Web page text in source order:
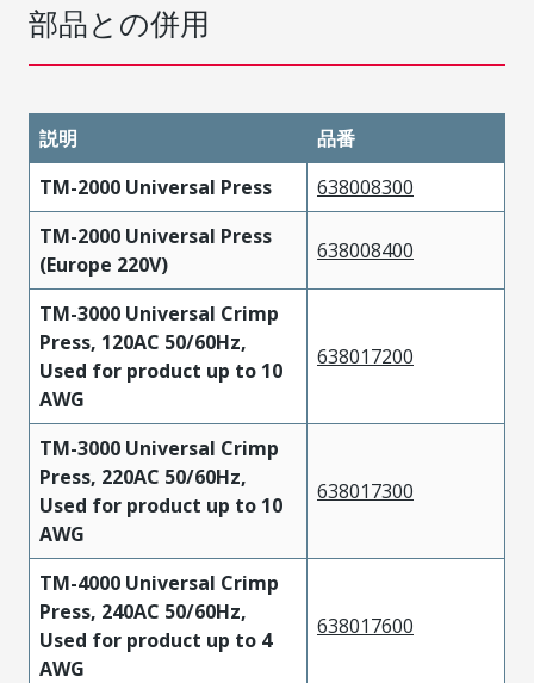
部品との併用
説明
品番
TM-2000 Universal Press
638008300
TM-2000 Universal Press
(Europe 220V)
638008400
TM-3000 Universal Crimp
Press, 120AC 50/60Hz,
Used for product up to 10
AWG
638017200
TM-3000 Universal Crimp
Press, 220AC 50/60Hz,
Used for product up to 10
AWG
638017300
TM-4000 Universal Crimp
Press, 240AC 50/60Hz,
Used for product up to 4
AWG
638017600